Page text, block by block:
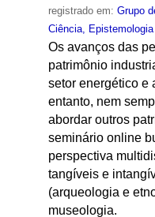
registrado em: Grupo
Ciência,
Os avanços das
patrimônio
setor energético e
entanto, nem
abordar outros
seminário online
perspectiva
tangíveis e
(arqueologia e
museologia.